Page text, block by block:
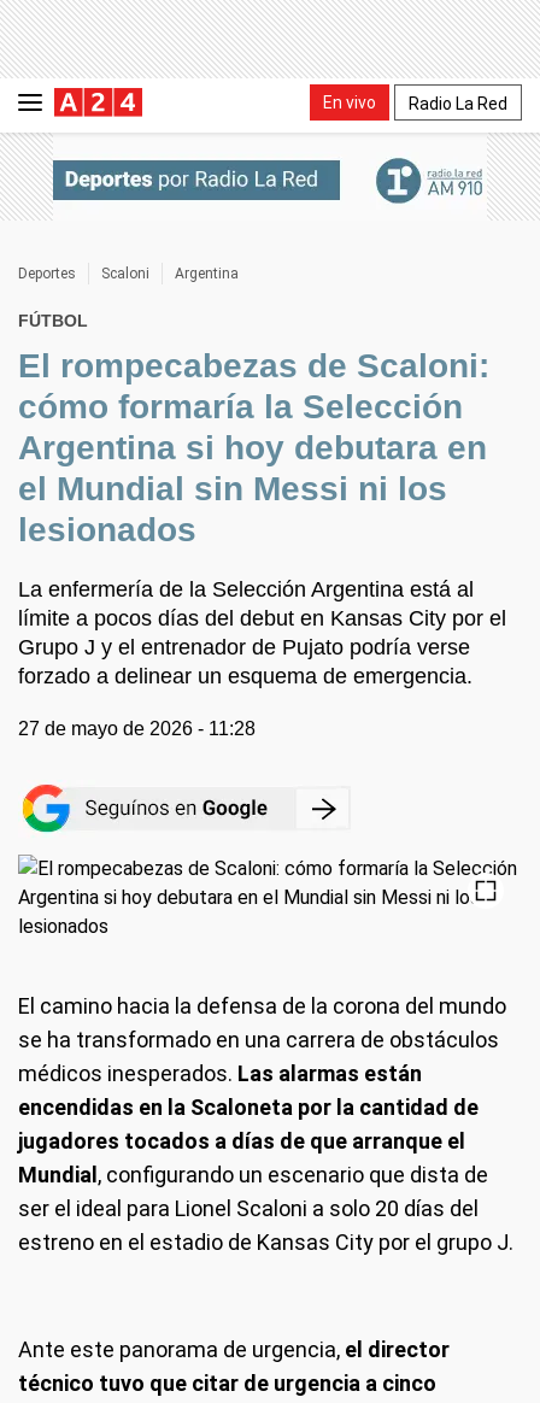
En vivo Radio La Red
Deportes Scaloni Argentina
FÚTBOL
El rompecabezas de Scaloni:
cómo formaría la Selección
Argentina si hoy debutara en
el Mundial sin Messi ni los
lesionados
La enfermería de la Selección Argentina está al
límite a pocos días del debut en Kansas City por el
Grupo J y el entrenador de Pujato podría verse
forzado a delinear un esquema de emergencia.
27 de mayo de 2026 - 11:28
El camino hacia la defensa de la corona del mundo
se ha transformado en una carrera de obstáculos
médicos inesperados. Las alarmas están
encendidas en la Scaloneta por la cantidad de
jugadores tocados a días de que arranque el
Mundial , configurando un escenario que dista de
ser el ideal para Lionel Scaloni a solo 20 días del
estreno en el estadio de Kansas City por el grupo J.
Ante este panorama de urgencia, el director
técnico tuvo que citar de urgencia a cinco